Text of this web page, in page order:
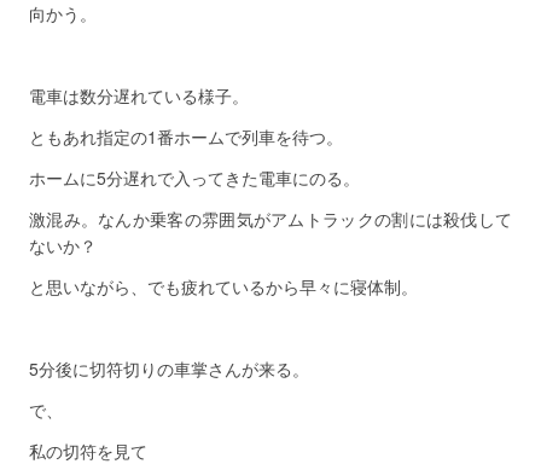
向かう。
電車は数分遅れている様子。
ともあれ指定の1番ホームで列車を待つ。
ホームに5分遅れで入ってきた電車にのる。
激混み。なんか乗客の雰囲気がアムトラックの割には殺伐して
ないか？
と思いながら、でも疲れているから早々に寝体制。
5分後に切符切りの車掌さんが来る。
で、
私の切符を見て